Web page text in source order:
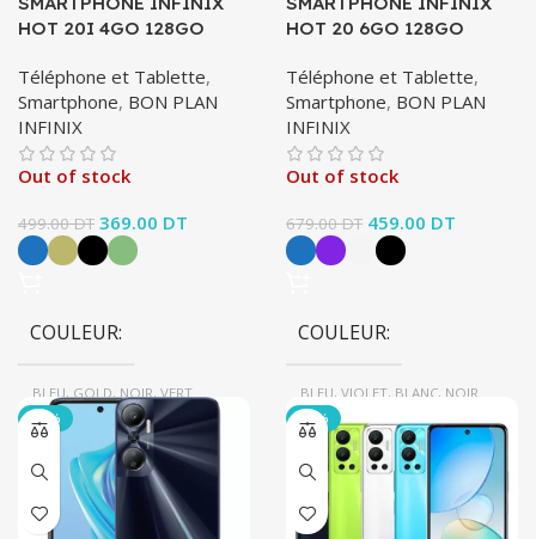
HOT 20I 4GO 128GO
Téléphone et Tablette,
Smartphone, BON PLAN
INFINIX
Out of stock
499.00DT Le prix initial
était : 499.00 DT.
369.00 DT
COULEUR
BLEU, GOLD, NOIR, VERT
BRAND Infinix
HOT 20 6GO 128GO
Téléphone et Tablette,
Smartphone, BON PLAN
INFINIX
Out of stock
679.00DT Le prix initial
était : 679.00 DT.
459.00 DT
COULEUR
BLEU, VIOLET, BLANC, NOIR
BRAND Infinix
-42% -39%